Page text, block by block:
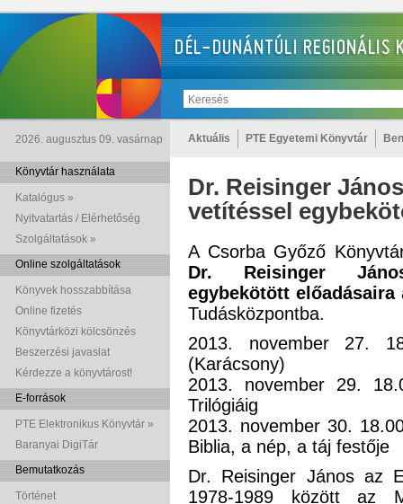
2026. augusztus 09. vasárnap Aktuális PTE Egyetemi Könyvtár
Könyvtár használata
Katalógus »
Nyitvatartás / Elérhetőség
Szolgáltatások »
Online szolgáltatások
Könyvek hosszabbítása
Online fizetés
Könyvtárközi kölcsönzés
Beszerzési javaslat
Kérdezze a könyvtárost!
E-források
PTE Elektronikus Könyvtár »
Baranyai DigiTár
Bemutatkozás
Történet
Dr. Reisinger
vetítéssel
A Csorba Győző
Dr. Reisinger
egybekötött előadásaira
Tudásközpontba.
2013. november 27.
(Karácsony)
2013. november 29.
Trilógiáig
2013. november 30.
Biblia, a nép, a táj festője
Dr. Reisinger János az
1978-1989 között az